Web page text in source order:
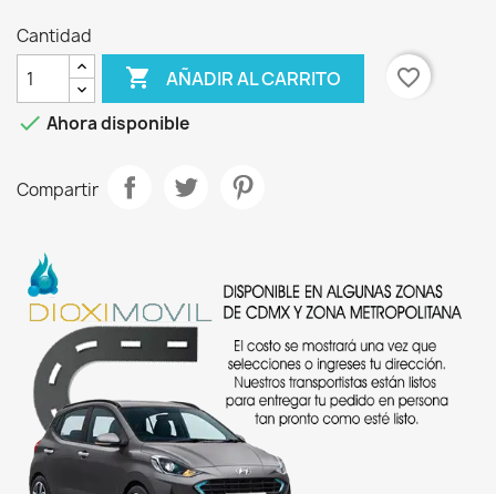
Cantidad
 AÑADIR AL CARRITO
favorite_border
 Ahora disponible
Compartir